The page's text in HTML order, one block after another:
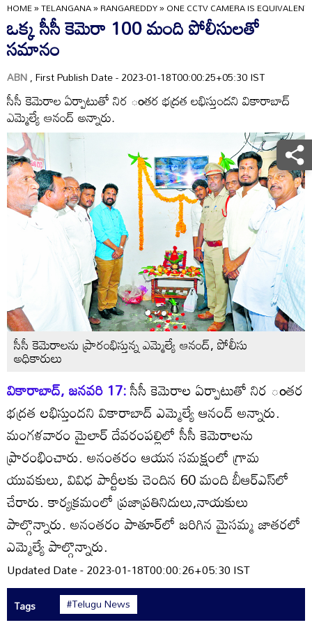
HOME»TELANGANA»RANGAREDDY»ONE CCTV CAMERA IS
ఒక్క సీసీ కెమెరా 100 మంది పోలీసులతో
సమానం
ABN, First Publish Date - 2023-01-18T00:00:25+05:30 IST
సీసీ కెమెరాల ఏర్పాటుతో నిర ంతర భద్రత లభిస్తుందని వికారాబాద్‌
ఎమ్మెల్యే ఆనంద్‌ అన్నారు.
సీసీ కెమెరాలను ప్రారంభిస్తున్న ఎమ్మెల్యే ఆనంద్‌, పోలీసు
అధికారులు
వికారాబాద్‌, జనవరి 17:సీసీ కెమెరాల ఏర్పాటుతో నిర ంతర
భద్రత లభిస్తుందని వికారాబాద్‌ ఎమ్మెల్యే ఆనంద్‌ అన్నారు.
మంగళవారం మైలార్‌ దేవరంపల్లిలో సీసీ కెమెరాలను
ప్రారంభించారు. అనంతరం ఆయన సమక్షంలో గ్రామ
యువకులు, వివిధ పార్టీలకు చెందిన 60 మంది బీఆర్‌ఎస్‌లో
చేరారు. కార్యక్రమంలో ప్రజాప్రతినిదులు,నాయకులు
పాల్గొన్నారు. అనంతరం పాతూర్‌లో జరిగిన మైసమ్మ జాతరలో
ఎమ్మెల్యే పాల్గొన్నారు.
Updated Date - 2023-01-18T00:00:26+05:30 IST
Tags #Telugu News